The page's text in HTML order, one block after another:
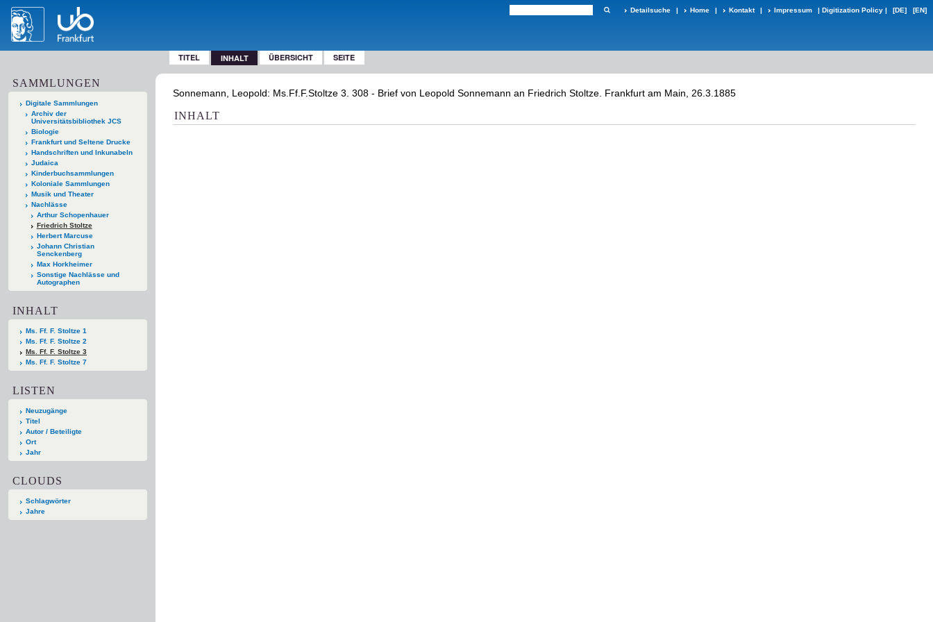
Detailsuche | Home | Kontakt | Impressum | Digitization Policy | [DE] [EN]
TITEL INHALT ÜBERSICHT SEITE
SAMMLUNGEN
Digitale Sammlungen
Archiv der
Universitätsbibliothek JCS
Biologie
Frankfurt und Seltene Drucke
Handschriften und Inkunabeln
Judaica
Kinderbuchsammlungen
Koloniale Sammlungen
Musik und Theater
Nachlässe
Arthur Schopenhauer
Friedrich Stoltze
Herbert Marcuse
Johann Christian
Senckenberg
Max Horkheimer
Sonstige Nachlässe und
Autographen
INHALT
Ms. Ff. F. Stoltze 1
Ms. Ff. F. Stoltze 2
Ms. Ff. F. Stoltze 3
Ms. Ff. F. Stoltze 7
LISTEN
Neuzugänge
Titel
Autor / Beteiligte
Ort
Jahr
CLOUDS
Schlagwörter
Jahre
Sonnemann, Leopold: Ms.Ff.F.Stoltze 3. 308 - Brief von Leopold Sonnemann an Friedrich Stoltze. Frankfurt am Main, 26.3.1885
INHALT